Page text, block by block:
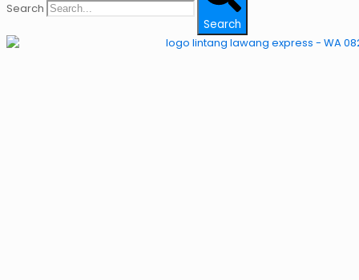
Search
Search